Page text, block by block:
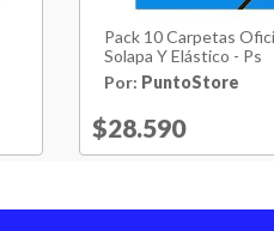
Pack 10 Carpetas
Solapa Y Elástico - Ps
Por: PuntoStore
Price reduced
$28.590to